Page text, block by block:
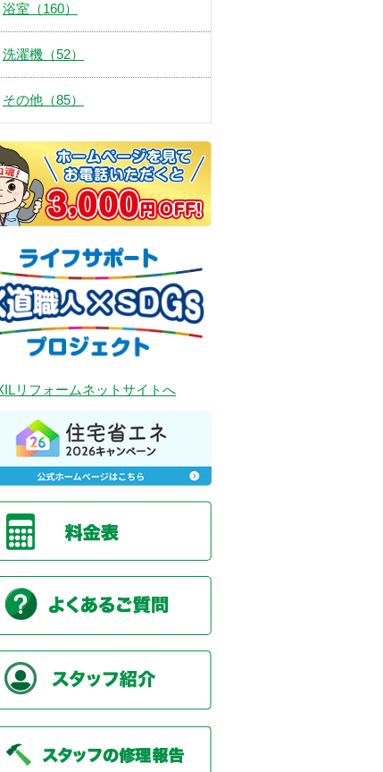
浴室（160）
洗濯機（52）
その他（85）